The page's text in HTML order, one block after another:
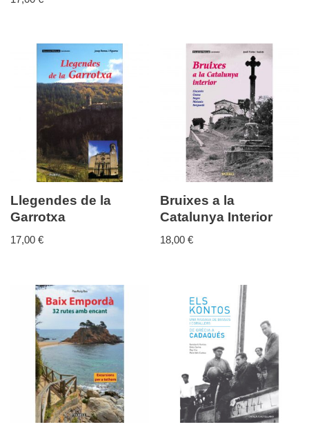
Llegendes de la
Garrotxa
17,00 €
Bruixes a la
Catalunya Interior
18,00€